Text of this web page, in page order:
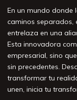
En un mundo donde
caminos separados,
entrelaza en una
Esta innovadora
empresarial, sino
sin precedentes.
transformar tu
unen, inicia tu